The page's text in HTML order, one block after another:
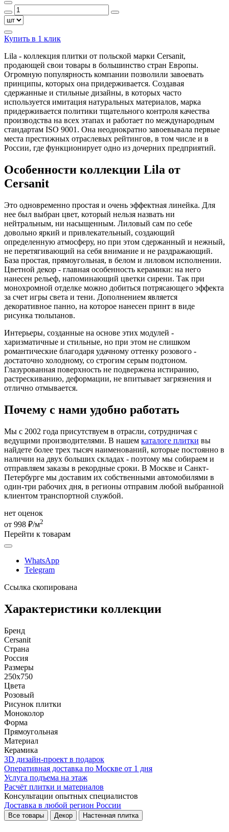
Купить в 1 клик
Lila - коллекция плитки от польской марки Cersanit,
продающей свои товары в большинство стран Европы.
Огромную популярность компании позволили завоевать
принципы, которых она придерживается. Создавая
сдержанные и стильные дизайны, в которых часто
используется имитация натуральных материалов, марка
придерживается политики тщательного контроля качества
производства на всех этапах и работает по международным
стандартам ISO 9001. Она неоднократно завоевывала первые
места престижных отраслевых рейтингов, в том числе и в
России, где функционирует одно из дочерних предприятий.
Особенности коллекции Lila от
Cersanit
Это одновременно простая и очень эффектная линейка. Для
нее был выбран цвет, который нельзя назвать ни
нейтральным, ни насыщенным. Лиловый сам по себе
довольно яркий и привлекательный, создающий
определенную атмосферу, но при этом сдержанный и нежный,
не перетягивающий на себя внимание и не раздражающий.
База простая, прямоугольная, в белом и лиловом исполнении.
Цветной декор - главная особенность керамики: на него
нанесен рельеф, напоминающий цветки сирени. Так при
монохромной отделке можно добиться потрясающего эффекта
за счет игры света и тени. Дополнением является
декоративное панно, на которое нанесен принт в виде
рисунка тюльпанов.
Интерьеры, созданные на основе этих модулей -
харизматичные и стильные, но при этом не слишком
романтические благодаря удачному оттенку розового -
достаточно холодному, со строгим серым подтоном.
Глазурованная поверхность не подвержена истиранию,
растрескиванию, деформации, не впитывает загрязнения и
отлично отмывается.
Почему с нами удобно работать
Мы с 2002 года присутствуем в отрасли, сотрудничая с
ведущими производителями. В нашем каталоге плитки вы
найдете более трех тысяч наименований, которые постоянно в
наличии на двух больших складах - поэтому мы собираем и
отправляем заказы в рекордные сроки. В Москве и Санкт-
Петербурге мы доставим их собственными автомобилями в
один-три рабочих дня, в регионы отправим любой выбранной
клиентом транспортной службой.
нет оценок
от 998 ₽/м2
Перейти к товарам
WhatsApp
Telegram
Ссылка скопирована
Характеристики коллекции
Бренд
Cersanit
Страна
Россия
Размеры
250x750
Цвета
Розовый
Рисунок плитки
Моноколор
Форма
Прямоугольная
Материал
Керамика
3D дизайн-проект в подарок
Оперативная доставка по Москве от 1 дня
Услуга подъема на этаж
Расчёт плитки и материалов
Консультации опытных специалистов
Доставка в любой регион России
Все товары Декор Настенная плитка